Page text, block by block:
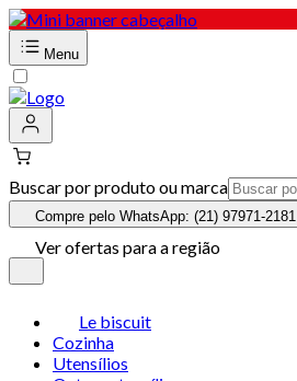
Menu
Buscar por produto ou marca
Compre pelo WhatsApp: (21) 97971-2181
Ver ofertas para a região
Le biscuit
Cozinha
Utensílios